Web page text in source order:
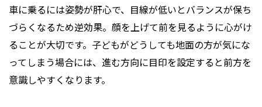
車に乗るには姿勢が肝心で、目線が低いとバランスが保ち
づらくなるため逆効果。顔を上げて前を見るように心がけ
ることが大切です。子どもがどうしても地面の方が気にな
ってしまう場合には、進む方向に目印を設定すると前方を
意識しやすくなります。